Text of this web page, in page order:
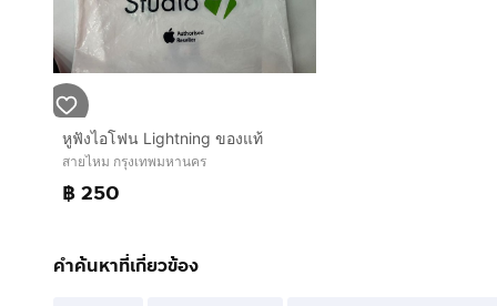
หูฟังไอโฟน Lightning ของแท้
สายไหม กรุงเทพมหานคร
฿ 250
คำค้นหาที่เกี่ยวข้อง